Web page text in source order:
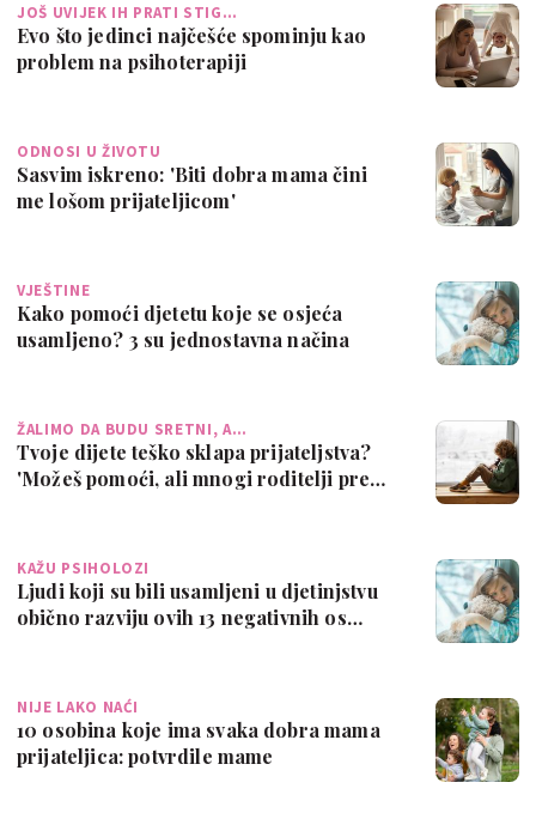
JOŠ UVIJEK IH PRATI STIG…
Evo što jedinci najčešće spominju kao
problem na psihoterapiji
ODNOSI U ŽIVOTU
Sasvim iskreno: 'Biti dobra mama čini
me lošom prijateljicom'
VJEŠTINE
Kako pomoći djetetu koje se osjeća
usamljeno? 3 su jednostavna načina
ŽALIMO DA BUDU SRETNI, A…
Tvoje dijete teško sklapa prijateljstva?
'Možeš pomoći, ali mnogi roditelji pre…
KAŽU PSIHOLOZI
Ljudi koji su bili usamljeni u djetinjstvu
obično razviju ovih 13 negativnih os…
NIJE LAKO NAĆI
10 osobina koje ima svaka dobra mama
prijateljica: potvrdile mame